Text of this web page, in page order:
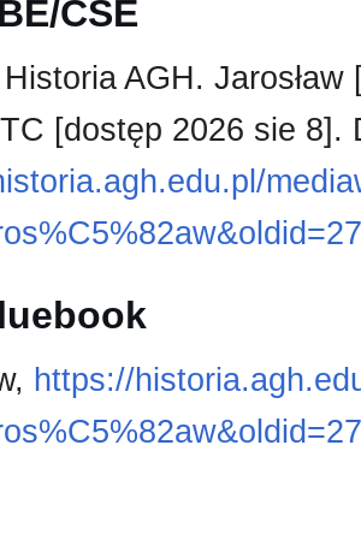
CSE
AGH.
[dostęp 2026 sie 8].
https://